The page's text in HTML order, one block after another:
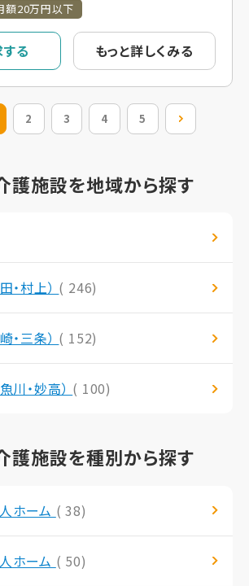
額20万円以下
る もっと詳しくみる
2 3 4 5
護施設を地域から探す
・村上） ( 246)
・三条） ( 152)
川・妙高） ( 100)
護施設を種別から探す
ホーム ( 38)
ホーム ( 50)